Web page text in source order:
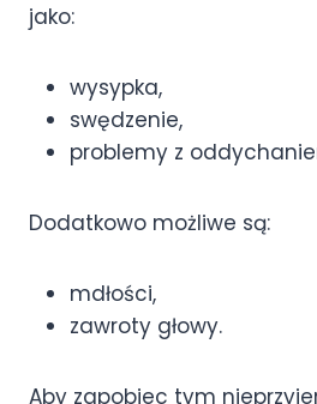
jako:
wysypka,
swędzenie,
problemy z
Dodatkowo możliwe są:
mdłości,
zawroty głowy.
Aby zapobiec tym